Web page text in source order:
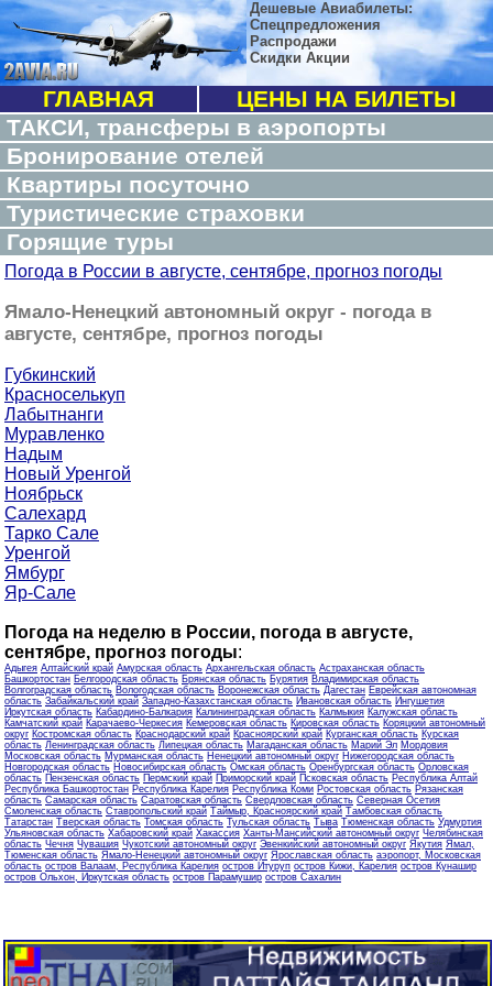
Дешевые Авиабилеты:
Спецпредложения
Распродажи
Скидки Акции
ГЛАВНАЯ
ЦЕНЫ НА БИЛЕТЫ
ТАКСИ, трансферы в аэропорты
Бронирование отелей
Квартиры посуточно
Туристические страховки
Горящие туры
Погода в России в августе, сентябре, прогноз погоды
Ямало-Ненецкий автономный округ - погода в
августе, сентябре, прогноз погоды
Губкинский
Красноселькуп
Лабытнанги
Муравленко
Надым
Новый Уренгой
Ноябрьск
Салехард
Тарко Сале
Уренгой
Ямбург
Яр-Сале
Погода на неделю в России, погода в августе,
сентябре, прогноз погоды:
Адыгея Алтайский край Амурская область Архангельская область Астраханская область
Башкортостан Белгородская область Брянская область Бурятия Владимирская область
Волгоградская область Вологодская область Воронежская область Дагестан Еврейская автономная
область Забайкальский край Западно-Казахстанская область Ивановская область Ингушетия
Иркутская область Кабардино-Балкария Калининградская область Калмыкия Калужская область
Камчатский край Карачаево-Черкесия Кемеровская область Кировская область Коряцкий автономный
округ Костромская область Краснодарский край Красноярский край Курганская область Курская
область Ленинградская область Липецкая область Магаданская область Марий Эл Мордовия
Московская область Мурманская область Ненецкий автономный округ Нижегородская область
Новгородская область Новосибирская область Омская область Оренбургская область Орловская
область Пензенская область Пермский край Приморский край Псковская область Республика Алтай
Республика Башкортостан Республика Карелия Республика Коми Ростовская область Рязанская
область Самарская область Саратовская область Свердловская область Северная Осетия
Смоленская область Ставропольский край Таймыр, Красноярский край Тамбовская область
Татарстан Тверская область Томская область Тульская область Тыва Тюменская область Удмуртия
Ульяновская область Хабаровский край Хакассия Ханты-Мансийский автономный округ Челябинская
область Чечня Чувашия Чукотский автономный округ Эвенкийский автономный округ Якутия Ямал,
Тюменская область Ямало-Ненецкий автономный округ Ярославская область аэропорт, Московская
область остров Валаам, Республика Карелия остров Итуруп остров Кижи, Карелия остров Кунашир
остров Ольхон, Иркутская область остров Парамушир остров Сахалин